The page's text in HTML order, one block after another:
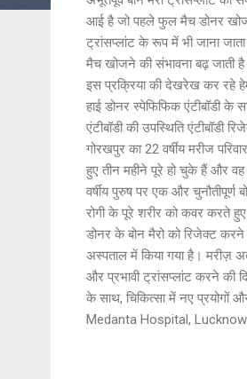
आई है जो पहले फुल मैच डोनर
ट्रांसप्लांट के रूप में भी जाना
मैच खोजने की संभावना बढ़ जाती
इस प्रक्रिया की देखरेख कर रहे
हाई डोनर स्पेफिफिक एंटीबॉडी के
एंटीबॉडी की उपस्थिति एंटीबॉडी
गोरखपुर का 22 वर्षीय मरीज
हुए तीन महीने पूरे हो चुके हैं और
वर्षीय पुरुष पर एक और
रोगी के पूरे शरीर को कवर करते हुए
डोनर के बोन मैरो को रिजेक्ट
अस्पताल में किया गया है। मरीज़
और प्रभावी ट्रांसप्लांट करने की
के साथ, चिकित्सा में नए प्रयोगों
Medanta Hospital,